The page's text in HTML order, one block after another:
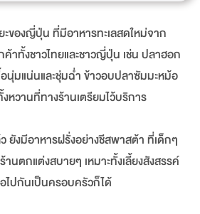
ของญี่ปุ่น ที่มีอาหารทะเลสดใหม่จาก
าทั้งชาวไทยและชาวญี่ปุ่น เช่น ปลาฮอก
นุ่มแน่นและชุ่มฉ่ำ ข้าวอบปลาซัมมะหม้อ
วานที่ทางร้านเตรียมไว้บริการ
งมีอาหารฝรั่งอย่างชีสพาสต้า ที่เด็กๆ
นตกแต่งสบายๆ เหมาะทั้งเลี้ยงสังสรรค์
ไปกันเป็นครอบครัวก็ได้